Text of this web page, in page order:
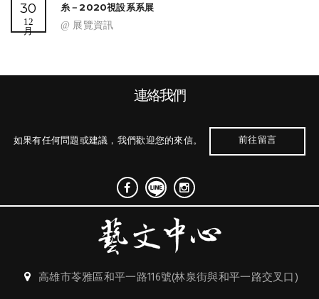
30
12
月
糸－2020視設系系展
@ 展覽資訊
連絡我們
如果有任何問題或建議，我們歡迎您的來信。 前往留言
高雄市苓雅區和平一路116號(林泉街與和平一路交叉口)